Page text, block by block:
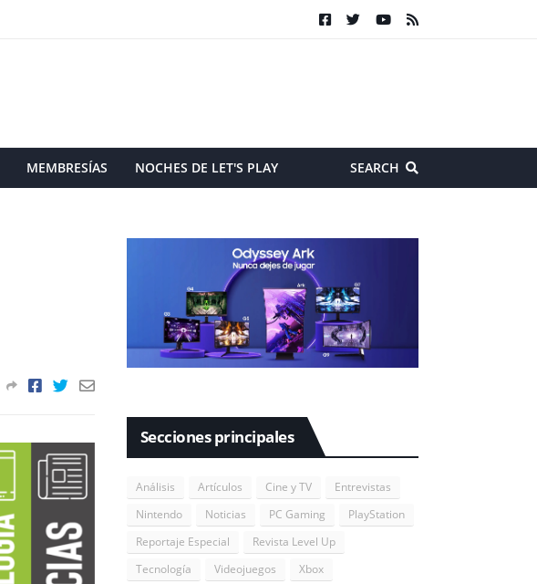
MEMBRESÍAS NOCHES DE LET'S PLAY SEARCH
Secciones principales
Análisis Artículos Cine y TV
Entrevistas
Nintendo
Noticias PC Gaming
PlayStation
Reportaje Especial
Revista Level Up
Tecnología
Videojuegos Xbox